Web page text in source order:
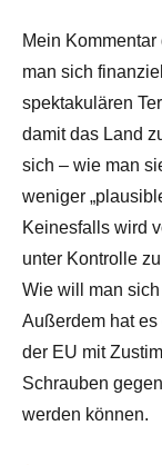
Mein
man sich
spektakulären
damit das Land
sich – wie man
weniger
Keinesfalls wird
unter Kontrolle
Wie will man
Außerdem hat es
der EU mit
Schrauben
werden können.